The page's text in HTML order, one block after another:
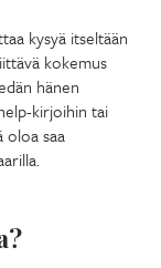
kysyä itseltään
kokemus
hänen
kirjoihin tai
oloa saa